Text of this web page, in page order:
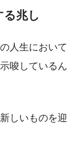
兆し
人生において
唆しているん
しいものを迎